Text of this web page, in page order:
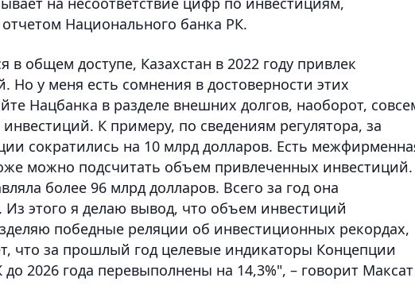
Национального банка РК.
общем доступе, Казахстан в 2022 году привлек
у меня есть сомнения в достоверности этих
Нацбанка в разделе внешних долгов, наоборот,
К примеру, по сведениям регулятора, за
сократились на 10 млрд долларов. Есть
можно подсчитать объем привлеченных инвестиций.
более 96 млрд долларов. Всего за год она
этого я делаю вывод, что объем инвестиций
победные реляции об инвестиционных рекордах,
что за прошлый год целевые индикаторы Концепции
2026 года перевыполнены на 14,3%", – говорит Максат